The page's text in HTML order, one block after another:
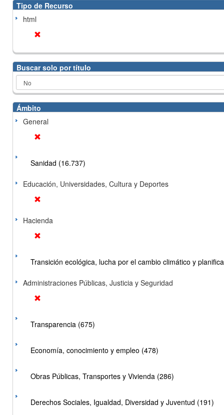
Tipo de Recurso
html
Buscar solo por título
Ámbito
General
Sanidad (16.737)
Educación, Universidades, Cultura y Deportes
Hacienda
Transición ecológica, lucha por el cambio climático y
Administraciones Públicas, Justicia y Seguridad
Transparencia (675)
Economía, conocimiento y empleo (478)
Obras Públicas, Transportes y Vivienda (286)
Derechos Sociales, Igualdad, Diversidad y Juventud (191)